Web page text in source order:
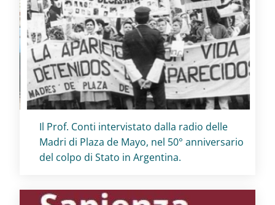
Titolo card:
Il Prof. Conti intervistato dalla radio delle
Madri di Plaza de Mayo, nel 50° anniversario
del colpo di Stato in Argentina.